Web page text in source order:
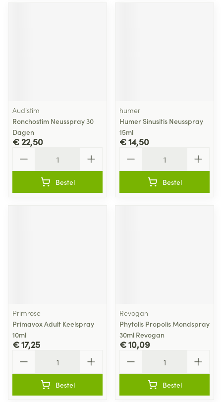
Audistim
Ronchostim Neusspray 30
Dagen
€ 22,50
Bestel
humer
Humer Sinusitis Neusspray
15ml
€ 14,50
Bestel
Primrose
Primavox Adult Keelspray
10ml
€ 17,25
Bestel
Revogan
Phytolis Propolis Mondspray
30ml Revogan
€ 10,09
Bestel